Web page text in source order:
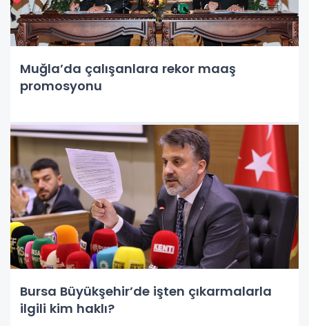
Muğla’da çalışanlara rekor maaş
promosyonu
Bursa Büyükşehir’de işten çıkarmalarla
ilgili kim haklı?